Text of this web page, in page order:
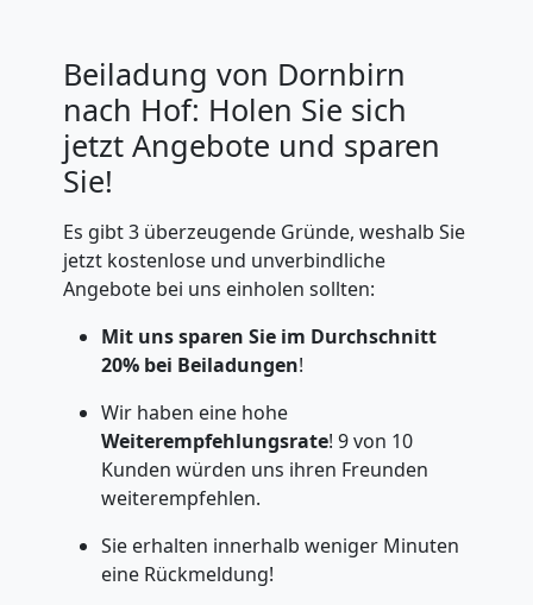
Beiladung von Dornbirn
nach Hof: Holen Sie sich
jetzt Angebote und sparen
Sie!
Es gibt 3 überzeugende Gründe, weshalb Sie
jetzt kostenlose und unverbindliche
Angebote bei uns einholen sollten:
Mit uns sparen Sie im Durchschnitt
20% bei Beiladungen!
Wir haben eine hohe
Weiterempfehlungsrate! 9 von 10
Kunden würden uns ihren Freunden
weiterempfehlen.
Sie erhalten innerhalb weniger Minuten
eine Rückmeldung!